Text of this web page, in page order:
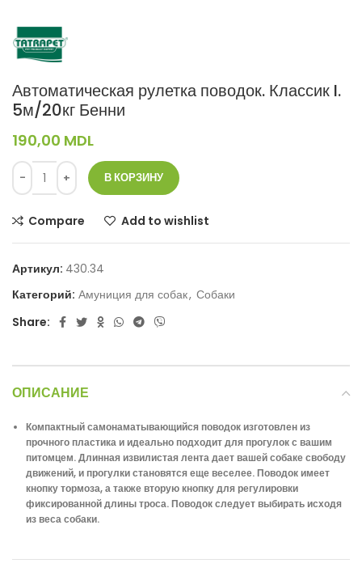
Автоматическая рулетка поводок. Классик I.
5м/20кг Бенни
190,00 MDL
В КОРЗИНУ
Compare Add to wishlist
Артикул: 430.34
Категорий: Амуниция для собак, Собаки
Share:
ОПИСАНИЕ
Компактный самонаматывающийся поводок изготовлен из
прочного пластика и идеально подходит для прогулок с вашим
питомцем. Длинная извилистая лента дает вашей собаке свободу
движений, и прогулки становятся еще веселее. Поводок имеет
кнопку тормоза, а также вторую кнопку для регулировки
фиксированной длины троса. Поводок следует выбирать исходя
из веса собаки.